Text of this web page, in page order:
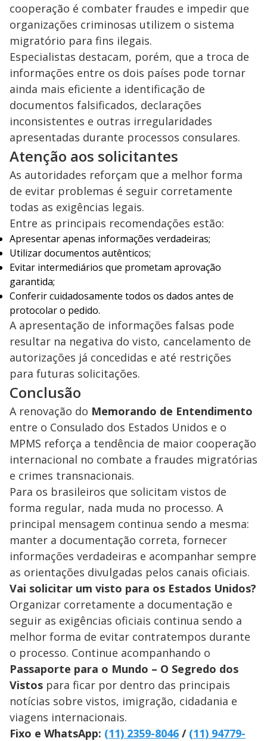
cooperação é combater fraudes e impedir que
organizações criminosas utilizem o sistema
migratório para fins ilegais.
Especialistas destacam, porém, que a troca de
informações entre os dois países pode tornar
ainda mais eficiente a identificação de
documentos falsificados, declarações
inconsistentes e outras irregularidades
apresentadas durante processos consulares.
Atenção aos solicitantes
As autoridades reforçam que a melhor forma
de evitar problemas é seguir corretamente
todas as exigências legais.
Entre as principais recomendações estão:
Apresentar apenas informações verdadeiras;
Utilizar documentos autênticos;
Evitar intermediários que prometam aprovação
garantida;
Conferir cuidadosamente todos os dados antes de
protocolar o pedido.
A apresentação de informações falsas pode
resultar na negativa do visto, cancelamento de
autorizações já concedidas e até restrições
para futuras solicitações.
Conclusão
A renovação do Memorando de Entendimento
entre o Consulado dos Estados Unidos e o
MPMS reforça a tendência de maior cooperação
internacional no combate a fraudes migratórias
e crimes transnacionais.
Para os brasileiros que solicitam vistos de
forma regular, nada muda no processo. A
principal mensagem continua sendo a mesma:
manter a documentação correta, fornecer
informações verdadeiras e acompanhar sempre
as orientações divulgadas pelos canais oficiais.
Vai solicitar um visto para os Estados Unidos?
Organizar corretamente a documentação e
seguir as exigências oficiais continua sendo a
melhor forma de evitar contratempos durante
o processo. Continue acompanhando o
Passaporte para o Mundo – O Segredo dos
Vistos para ficar por dentro das principais
notícias sobre vistos, imigração, cidadania e
viagens internacionais.
Fixo e WhatsApp: (11) 2359-8046 / (11) 94779-